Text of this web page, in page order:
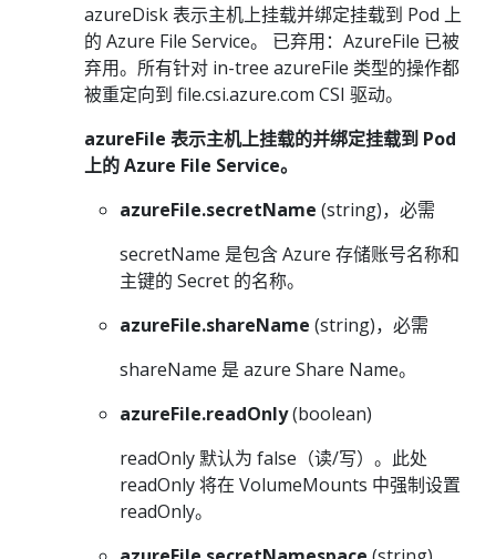
azureDisk 表示主机上挂载并绑定挂载到 Pod 上
的 Azure File Service。 已弃用：AzureFile 已被
弃用。所有针对 in-tree azureFile 类型的操作都
被重定向到 file.csi.azure.com CSI 驱动。
azureFile 表示主机上挂载的并绑定挂载到 Pod
上的 Azure File Service。
azureFile.secretName (string)，必需
secretName 是包含 Azure 存储账号名称和
主键的 Secret 的名称。
azureFile.shareName (string)，必需
shareName 是 azure Share Name。
azureFile.readOnly(boolean)
readOnly 默认为 false（读/写）。此处
readOnly 将在 VolumeMounts 中强制设置
readOnly。